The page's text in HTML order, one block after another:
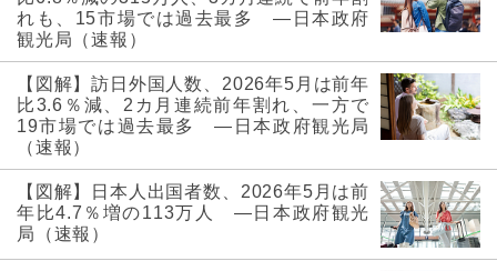
れも、15市場では過去最多 ―日本政府
観光局（速報）
【図解】訪日外国人数、2026年5月は前年
比3.6％減、2カ月連続前年割れ、一方で
19市場では過去最多 ―日本政府観光局
（速報）
【図解】日本人出国者数、2026年5月は前
年比4.7％増の113万人 ―日本政府観光
局（速報）